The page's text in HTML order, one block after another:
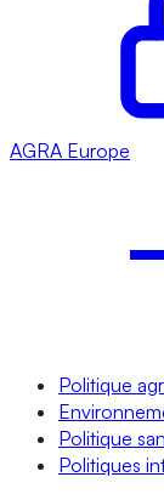
AGRA Europe
Politique
Politique
Politiques